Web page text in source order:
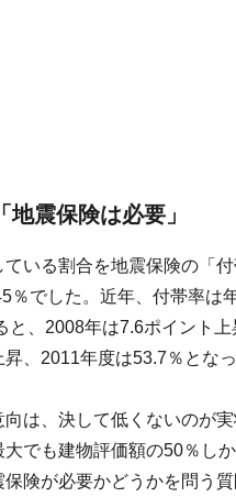
震保険は必要」
いる割合を地震保険の「
％でした。近年、付帯率は
、2008年は7.6ポイント上
、2011年度は53.7％となっ
は、決して低くないのが
でも建物評価額の50％し
険が必要かどうかを問う